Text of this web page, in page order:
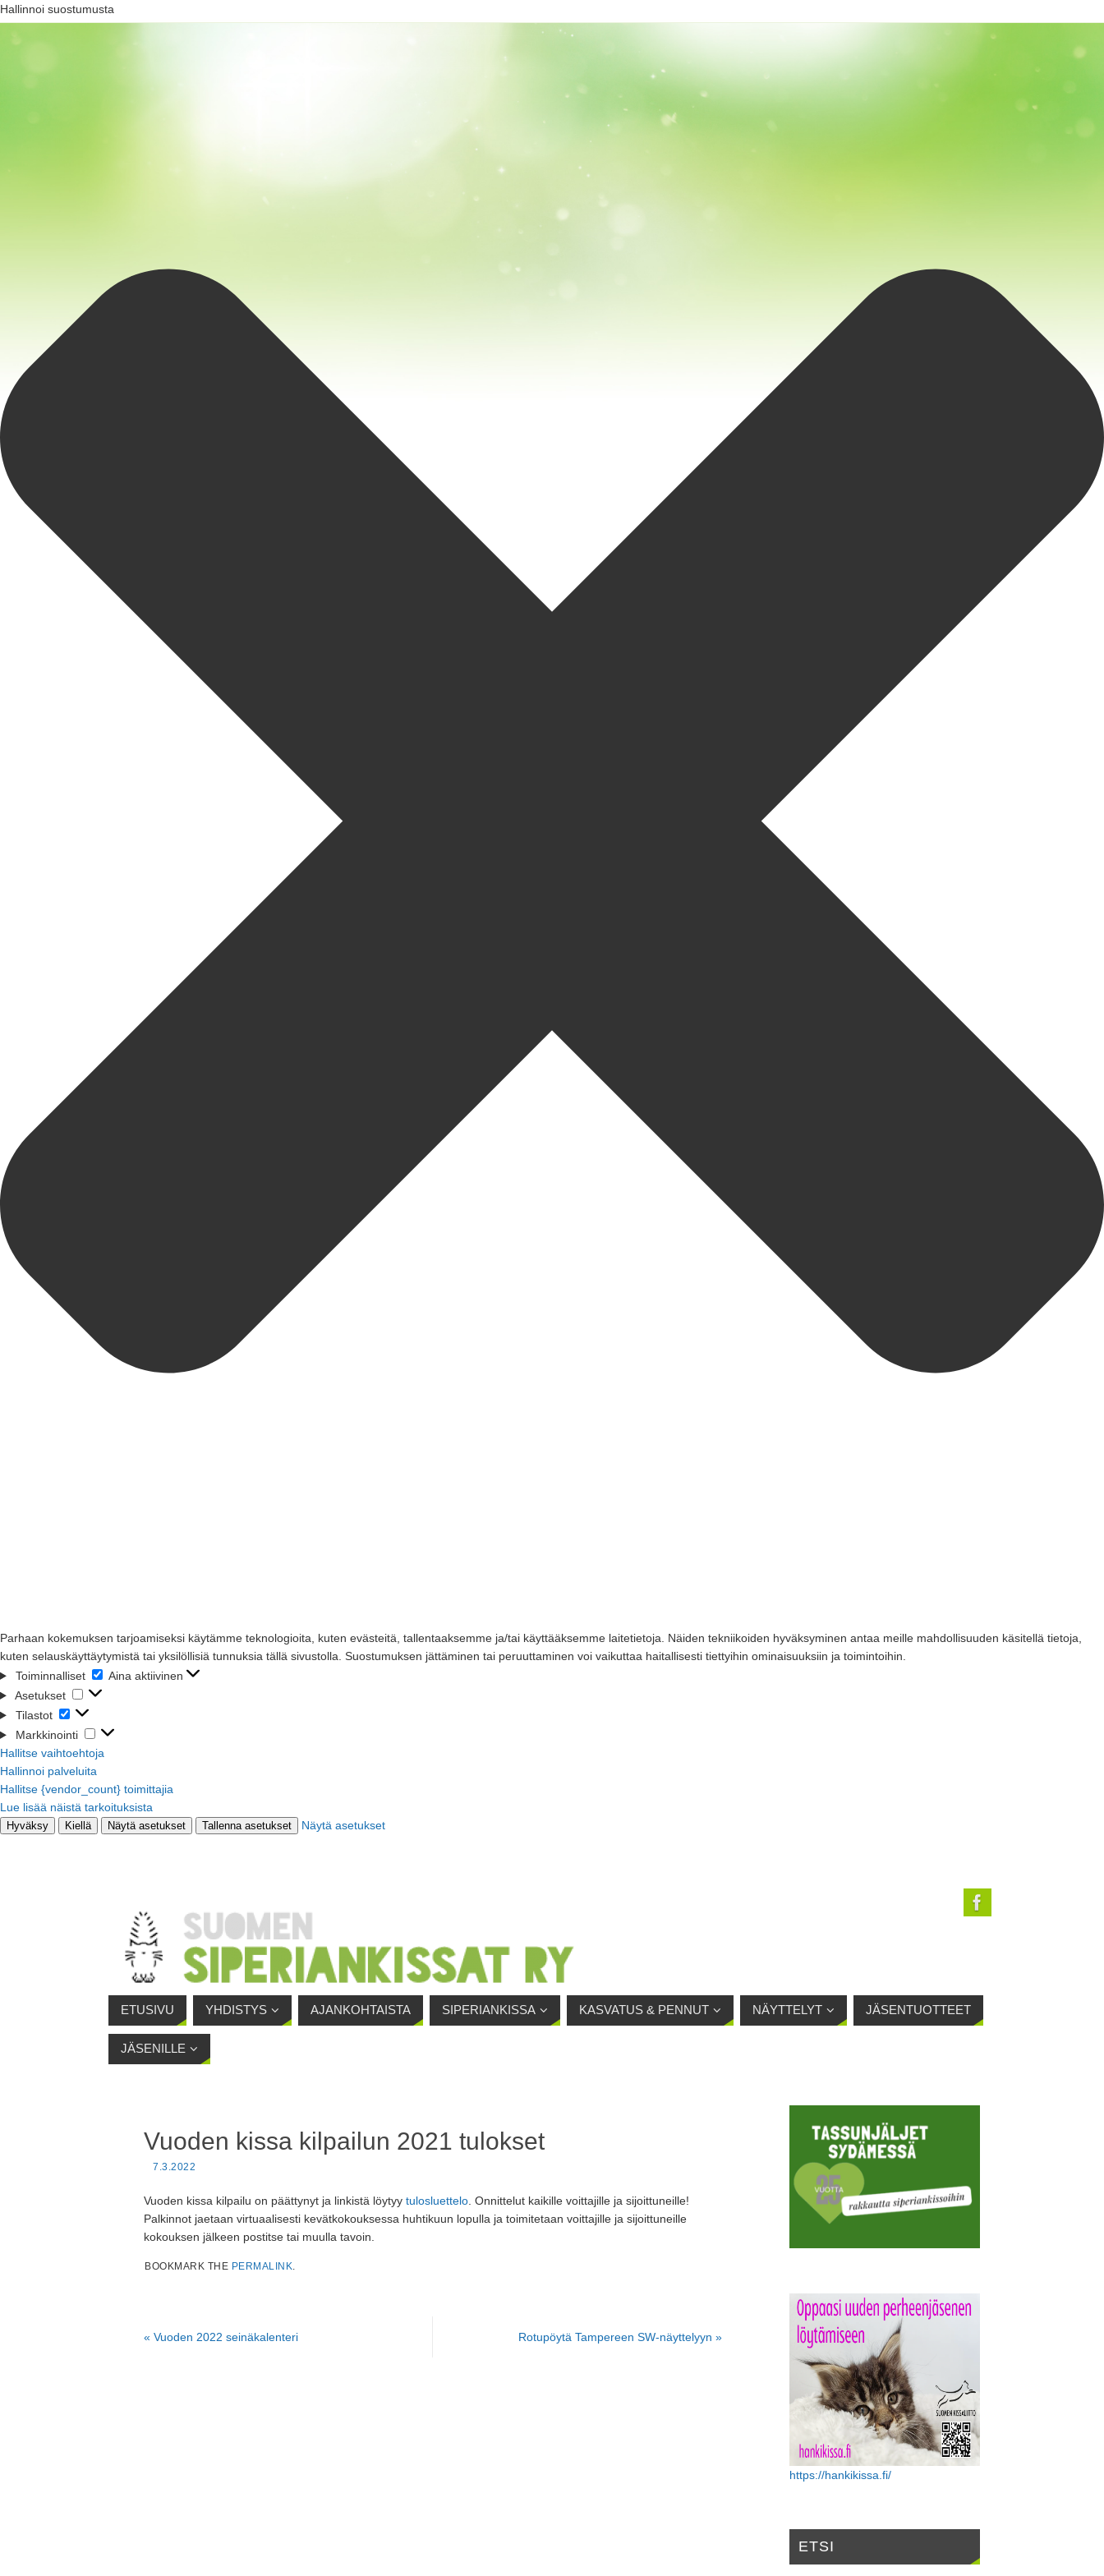
Hallinnoi suostumusta
Parhaan kokemuksen tarjoamiseksi käytämme teknologioita, kuten evästeitä, tallentaaksemme ja/tai käyttääksemme laitetietoja. Näiden tekniikoiden hyväksyminen antaa meille mahdollisuuden käsitellä tietoja,
kuten selauskäyttäytymistä tai yksilöllisiä tunnuksia tällä sivustolla. Suostumuksen jättäminen tai peruuttaminen voi vaikuttaa haitallisesti tiettyihin ominaisuuksiin ja toimintoihin.
Toiminnalliset
Aina aktiivinen
Asetukset
Tilastot
Markkinointi
Hallitse vaihtoehtoja
Hallinnoi palveluita
Hallitse {vendor_count} toimittajia
Lue lisää näistä tarkoituksista
Hyväksy Kiellä Näytä asetukset Tallenna asetukset Näytä asetukset
ETUSIVU YHDISTYS AJANKOHTAISTA SIPERIANKISSA KASVATUS & PENNUT NÄYTTELYT JÄSENTUOTTEET
JÄSENILLE
Vuoden kissa kilpailun 2021 tulokset
7.3.2022
Vuoden kissa kilpailu on päättynyt ja linkistä löytyy tulosluettelo . Onnittelut kaikille voittajille ja sijoittuneille!
Palkinnot jaetaan virtuaalisesti kevätkokouksessa huhtikuun lopulla ja toimitetaan voittajille ja sijoittuneille
kokouksen jälkeen postitse tai muulla tavoin.
BOOKMARK THE PERMALINK
« Vuoden 2022 seinäkalenteri Rotupöytä Tampereen SW-näyttelyyn »
https://hankikissa.fi/
ETSI